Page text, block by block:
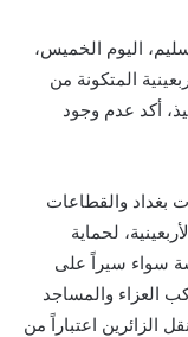
اليوم الخميس،
المتكونة من
أكد عدم وجود
بغداد والقطاعات
لحماية
سواء سيراً على
العزاء والمساجد
الزائرين اعتباراً من